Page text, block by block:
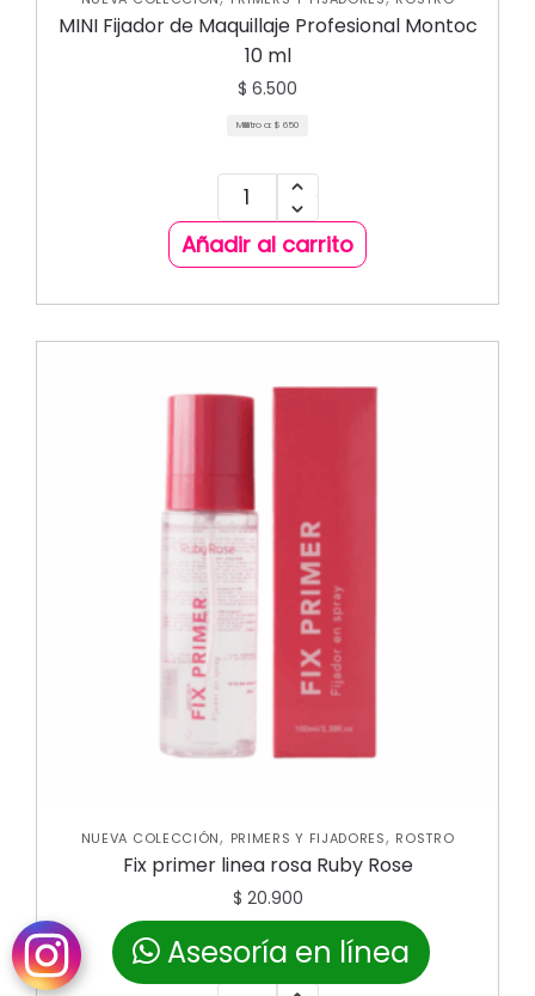
MINI Fijador de Maquillaje Profesional Montoc
10 ml
$ 6.500
Mililitro a: $ 650
Añadir al carrito
NUEVA COLECCIÓN, PRIMERS Y FIJADORES, ROSTRO
Fix primer linea rosa Ruby Rose
$ 20.900
Asesoría en línea